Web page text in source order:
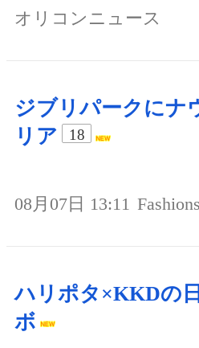
オリコンニュース
ジブリパークにナ
リア
18
08月07日 13:11
ハリポタ×KKDの
ボ